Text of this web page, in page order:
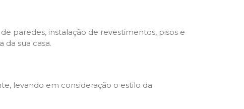
paredes, instalação de revestimentos, pisos e
da sua casa.
levando em consideração o estilo da